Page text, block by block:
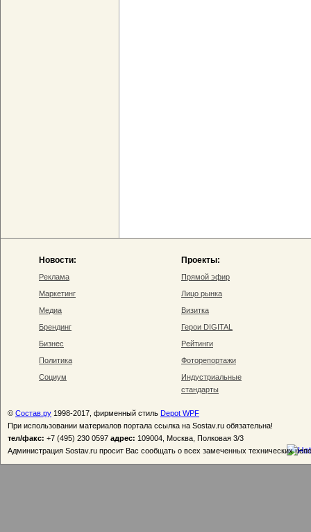
Новости:
Реклама
Маркетинг
Медиа
Брендинг
Бизнес
Политика
Социум
Проекты:
Прямой эфир
Лицо рынка
Визитка
Герои DIGITAL
Рейтинги
Фоторепортажи
Индустриальные
стандарты
© Состав.ру 1998-2017, фирменный стиль Depot WPF
При использовании материалов портала ссылка на Sostav.ru обязательна!
тел/факс: +7 (495) 230 0597 адрес: 109004, Москва, Полковая 3/3
Администрация Sostav.ru просит Вас сообщать о всех замеченных технических